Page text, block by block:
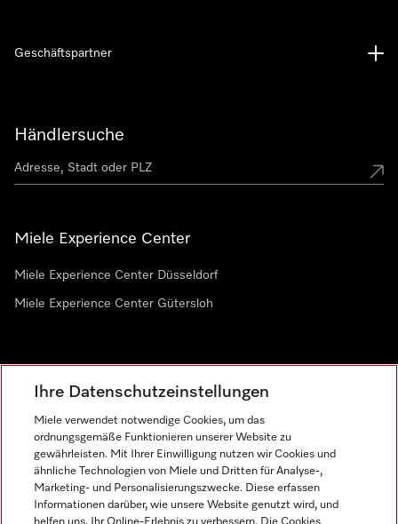
Händlersuche
Miele Experience Center
Miele Experience Center Düsseldorf
Miele Experience Center Gütersloh
Geschäftspartner
Ihre Datenschutzeinstellungen
Miele verwendet notwendige Cookies, um das
ordnungsgemäße Funktionieren unserer Website zu
gewährleisten. Mit Ihrer Einwilligung nutzen wir Cookies und
ähnliche Technologien von Miele und Dritten für Analyse-,
Marketing- und Personalisierungszwecke. Diese erfassen
Informationen darüber, wie unsere Website genutzt wird, und